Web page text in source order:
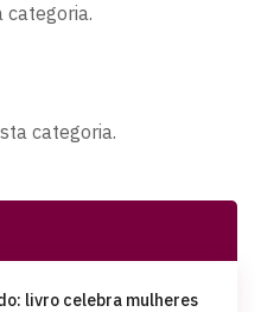
categoria.
categoria.
livro celebra mulheres